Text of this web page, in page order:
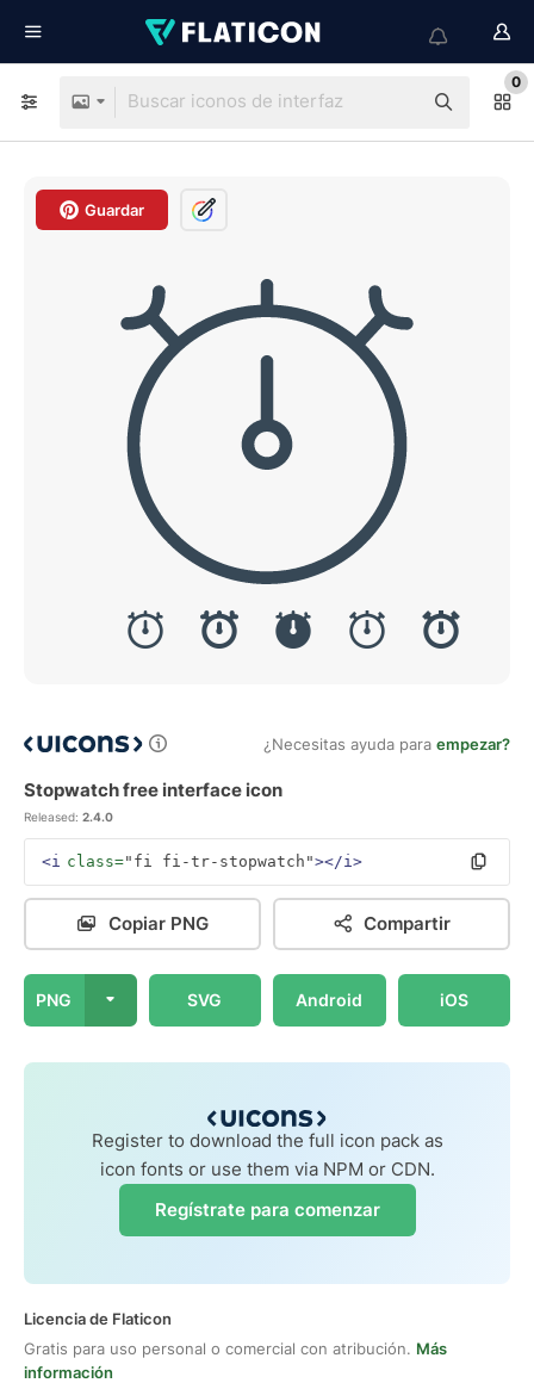
0
Guardar
¿Necesitas ayuda para empezar?
Stopwatch free interface icon
Released: 2.4.0
<i class="fi fi-tr-stopwatch"></i>
Copiar PNG Compartir
PNG SVG Android iOS
Register to download the full icon pack as
icon fonts or use them via NPM or CDN.
Regístrate para comenzar
Licencia de Flaticon
Gratis para uso personal o comercial con atribución. Más
información